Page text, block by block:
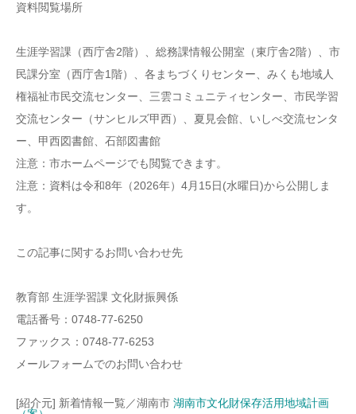
資料閲覧場所
生涯学習課（西庁舎2階）、総務課情報公開室（東庁舎2階）、市
民課分室（西庁舎1階）、各まちづくりセンター、みくも地域人
権福祉市民交流センター、三雲コミュニティセンター、市民学習
交流センター（サンヒルズ甲西）、夏見会館、いしべ交流センタ
ー、甲西図書館、石部図書館
注意：市ホームページでも閲覧できます。
注意：資料は令和8年（2026年）4月15日(水曜日)から公開しま
す。
この記事に関するお問い合わせ先
教育部 生涯学習課 文化財振興係
電話番号：0748-77-6250
ファックス：0748-77-6253
メールフォームでのお問い合わせ
[紹介元] 新着情報一覧／湖南市 湖南市文化財保存活用地域計画